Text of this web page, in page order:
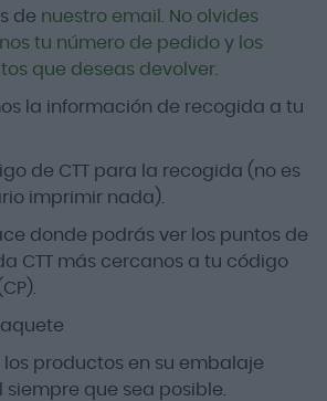
de nuestro email. No olvides
tu número de pedido y los
que deseas devolver.
la información de recogida a tu
de CTT para la recogida (no es
imprimir nada).
donde podrás ver los puntos de
CTT más cercanos a tu código
los productos en su embalaje
siempre que sea posible.